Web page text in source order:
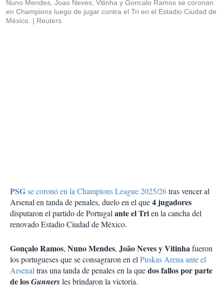
Nuno Mendes, Joao Neves, Vitinha y Goncalo Ramos se coronan
en Champions luego de jugar contra el Tri en el Estadio Ciudad de
México.
Reuters
PSGse coronó en la Champions League 2025/26tras vencer al
Arsenal en tanda de penales, duelo en el que4 jugadores
disputaron el partido de Portugalante el Trien la cancha del
renovado Estadio Ciudad de México.
Gonçalo Ramos, Nuno Mendes, João Neves y Vitinhafueron
los portugueses que se consagraron en elPuskas Arena ante el
Arsenaltras una tanda de penales en la quedos fallos por parte
de losGunnersles brindaron la victoria.